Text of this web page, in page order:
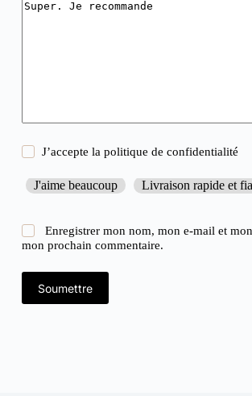
J’accepte lapolitique de confidentialité
J'aime beaucoup Livraison rapide et
Enregistrer mon nom, mon e-mail et
mon prochain commentaire.
Soumettre